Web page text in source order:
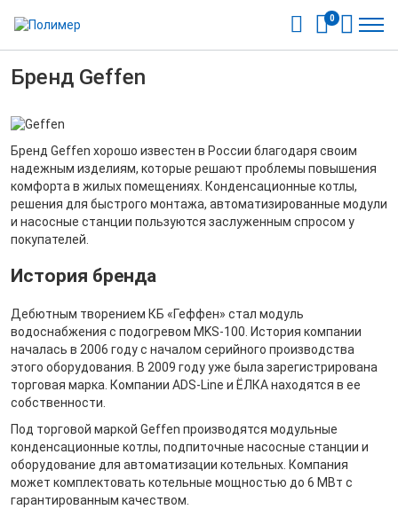
0
Бренд Geffen
Бренд Geffen хорошо известен в России благодаря своим
надежным изделиям, которые решают проблемы повышения
комфорта в жилых помещениях. Конденсационные котлы,
решения для быстрого монтажа, автоматизированные модули
и насосные станции пользуются заслуженным спросом у
покупателей.
История бренда
Дебютным творением КБ «Геффен» стал модуль
водоснабжения с подогревом MKS-100. История компании
началась в 2006 году с началом серийного производства
этого оборудования. В 2009 году уже была зарегистрирована
торговая марка. Компании ADS-Line и ЁЛКА находятся в ее
собственности.
Под торговой маркой Geffen производятся модульные
конденсационные котлы, подпиточные насосные станции и
оборудование для автоматизации котельных. Компания
может комплектовать котельные мощностью до 6 МВт с
гарантированным качеством.